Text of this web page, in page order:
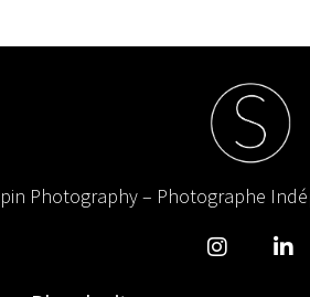
Photography – Photographe